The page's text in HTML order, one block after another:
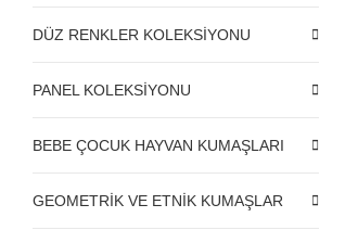
DÜZ RENKLER KOLEKSİYONU
PANEL KOLEKSİYONU
BEBE ÇOCUK HAYVAN KUMAŞLARI
GEOMETRİK VE ETNİK KUMAŞLAR